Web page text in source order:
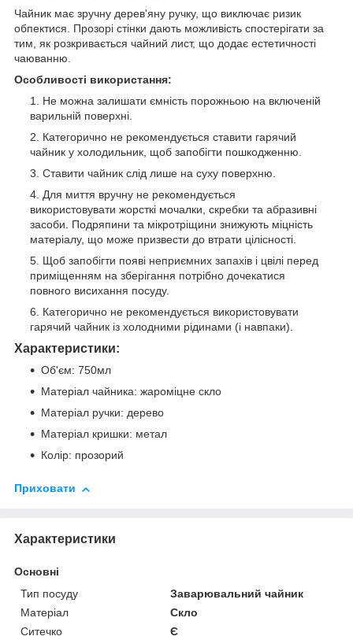
Чайник має зручну дерев'яну ручку, що виключає ризик
обпектися. Прозорі стінки дають можливість спостерігати за
тим, як розкривається чайний лист, що додає естетичності
чаюванню.
Особливості використання:
Не можна залишати ємність порожньою на включеній
варильній поверхні.
Категорично не рекомендується ставити гарячий
чайник у холодильник, щоб запобігти пошкодженню.
Ставити чайник слід лише на суху поверхню.
Для миття вручну не рекомендується
використовувати жорсткі мочалки, скребки та абразивні
засоби. Подряпини та мікротріщини знижують міцність
матеріалу, що може призвести до втрати цілісності.
Щоб запобігти появі неприємних запахів і цвілі перед
приміщенням на зберігання потрібно дочекатися
повного висихання посуду.
Категорично не рекомендується використовувати
гарячий чайник із холодними рідинами (і навпаки).
Характеристики:
Об'єм: 750мл
Матеріал чайника: жароміцне скло
Матеріал ручки: дерево
Матеріал кришки: метал
Колір: прозорий
Приховати
Характеристики
Основні
Тип посуду
Заварювальний чайник
Матеріал
Скло
Ситечко
Є